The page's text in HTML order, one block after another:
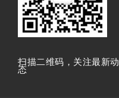
扫描⼆维码，关注最新动
态